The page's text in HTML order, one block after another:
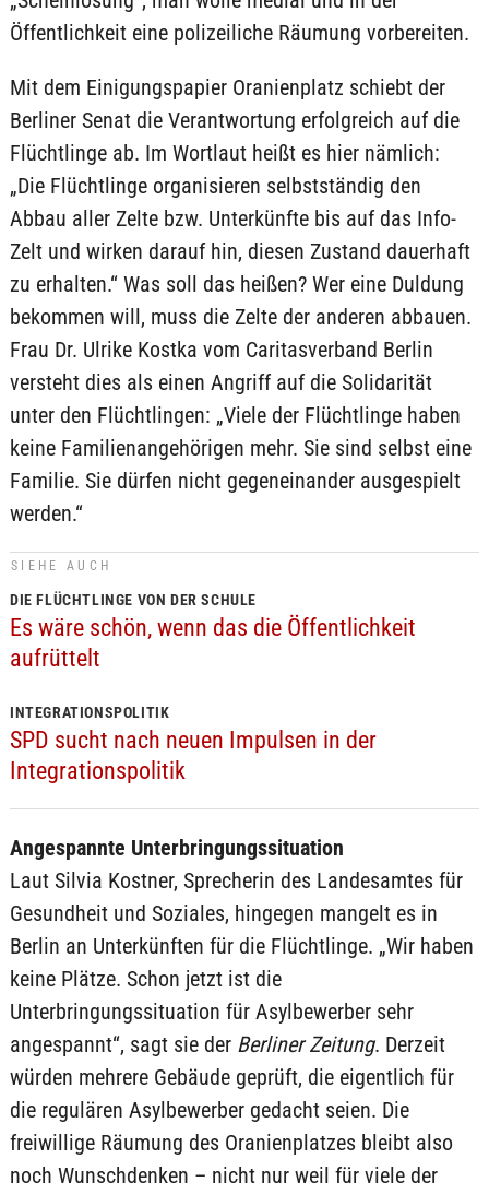
Öffentlichkeit eine polizeiliche Räumung vorbereiten.
Mit dem Einigungspapier Oranienplatz schiebt der
Berliner Senat die Verantwortung erfolgreich auf die
Flüchtlinge ab. Im Wortlaut heißt es hier nämlich:
„Die Flüchtlinge organisieren selbstständig den
Abbau aller Zelte bzw. Unterkünfte bis auf das Info-
Zelt und wirken darauf hin, diesen Zustand dauerhaft
zu erhalten.“ Was soll das heißen? Wer eine Duldung
bekommen will, muss die Zelte der anderen abbauen.
Frau Dr. Ulrike Kostka vom Caritasverband Berlin
versteht dies als einen Angriff auf die Solidarität
unter den Flüchtlingen: „Viele der Flüchtlinge haben
keine Familienangehörigen mehr. Sie sind selbst eine
Familie. Sie dürfen nicht gegeneinander ausgespielt
werden.“
SIEHE AUCH
DIE FLÜCHTLINGE VON DER SCHULE
Es wäre schön, wenn das die Öffentlichkeit
aufrüttelt
INTEGRATIONSPOLITIK
SPD sucht nach neuen Impulsen in der
Integrationspolitik
Angespannte Unterbringungssituation
Laut Silvia Kostner, Sprecherin des Landesamtes für
Gesundheit und Soziales, hingegen mangelt es in
Berlin an Unterkünften für die Flüchtlinge. „Wir haben
keine Plätze. Schon jetzt ist die
Unterbringungssituation für Asylbewerber sehr
angespannt“, sagt sie der Berliner Zeitung. Derzeit
würden mehrere Gebäude geprüft, die eigentlich für
die regulären Asylbewerber gedacht seien. Die
freiwillige Räumung des Oranienplatzes bleibt also
noch Wunschdenken – nicht nur weil für viele der